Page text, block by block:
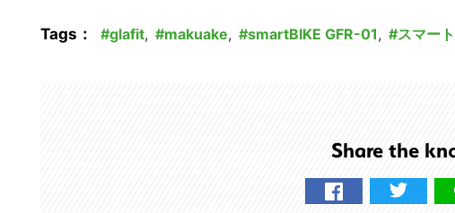
Tags： glafit, makuake, smartBIKE GFR-01, スマー
Share the